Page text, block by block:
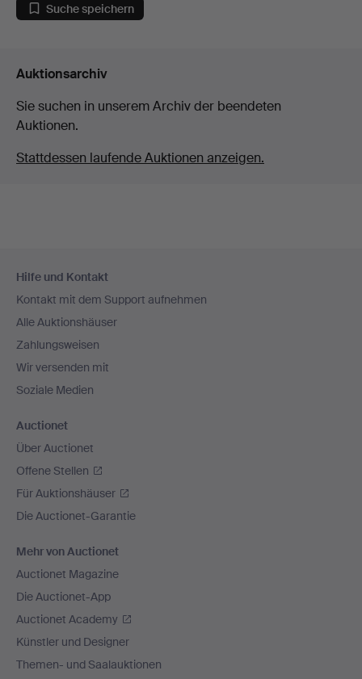
Suche speichern
Auktionsarchiv
Sie suchen in unserem Archiv der beendeten
Auktionen.
Stattdessen laufende Auktionen anzeigen.
Navigation
Hilfe und Kontakt
Kontakt mit dem Support aufnehmen
Alle Auktionshäuser
Zahlungsweisen
Wir versenden mit
Soziale Medien
Auctionet
Über Auctionet
Offene Stellen
Für Auktionshäuser
Die Auctionet-Garantie
Mehr von Auctionet
Auctionet Magazine
Die Auctionet-App
Auctionet Academy
Künstler und Designer
Themen- und Saalauktionen